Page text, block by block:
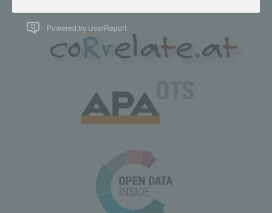
Powered by UserReport